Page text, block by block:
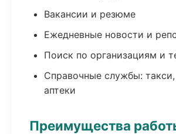
Вакансии и резюме
Ежедневные новости и
Поиск по организациям и
Справочные службы: такси,
аптеки
Преимущества